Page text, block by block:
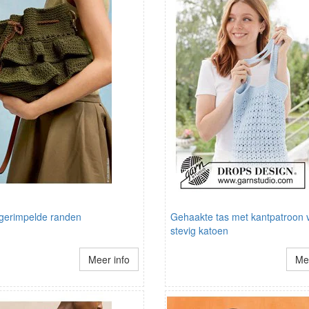
randen
Meer info
Gehaakte tas met kantpatroon
stevig katoen